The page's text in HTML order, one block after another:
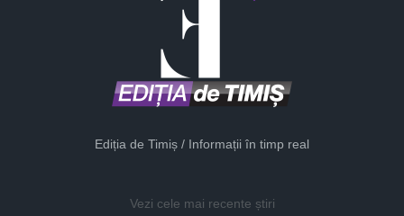
Ediția de Timiș / Informații în timp real
Vezi cele mai recente știri